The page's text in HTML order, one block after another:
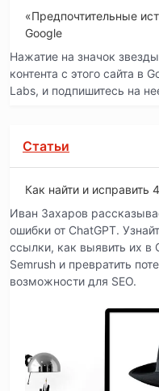
«Предпочтительные
Google
Нажатие на значок
контента с этого сайта в
Labs, и подпишитесь на
Статьи
Как найти и исправить
Иван Захаров
ошибки от ChatGPT.
ссылки, как выявить их в
Semrush и превратить
возможности для SEO.